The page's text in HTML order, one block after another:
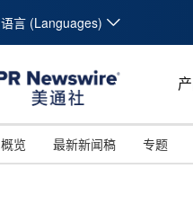
语言 (Languages)
概览 最新新闻稿 专题